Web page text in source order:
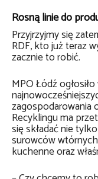
Rosną linie do
Przyjrzyjmy się
RDF, kto już teraz
zacznie to robić.
MPO Łódź
zagospodarowania
Recyklingu ma
się składać nie
surowców
kuchenne oraz